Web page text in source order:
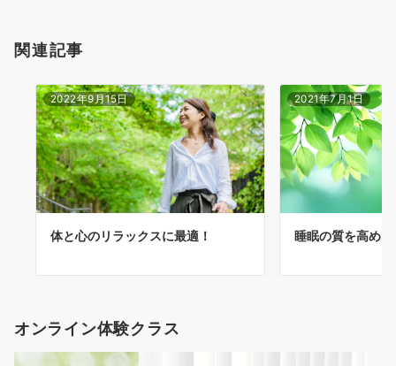
関連記事
2022年9月15日
体と心のリラックスに最適！
2021年7月1日
睡眠の質を高め
オンライン体験クラス